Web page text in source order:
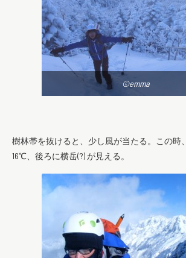
©emma
樹林帯を抜けると、少し風が当たる。この時
16℃、後ろに横岳(?) が見える。